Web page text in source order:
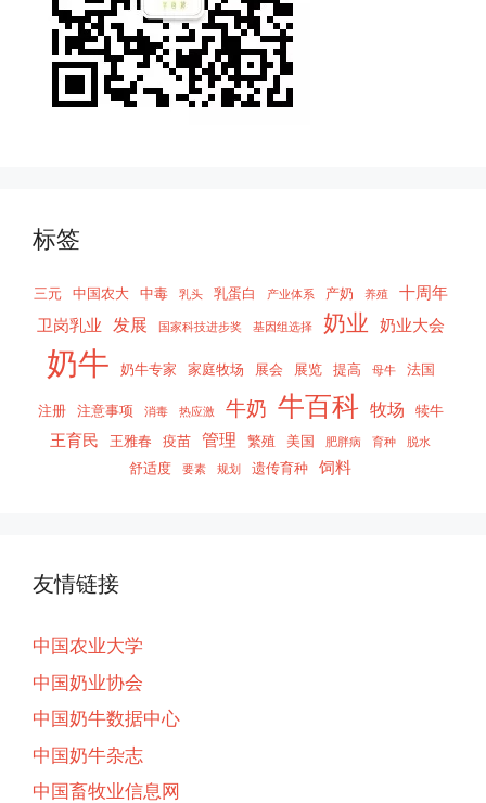
标签
三元 中国农大 中毒 乳头 乳蛋白 产业体系 产奶 养殖
十周年
卫岗乳业 发展 国家科技进步奖 基因组选择 奶业 奶业大会
奶牛 奶牛专家 家庭牧场 展会 展览 提高 母牛 法国
注册 注意事项 消毒 热应激 牛奶 牛百科 牧场 犊牛
王育民 王雅春 疫苗 管理 繁殖 美国 肥胖病 育种 脱水
舒适度 要素 规划 遗传育种 饲料
友情链接
中国农业大学
中国奶业协会
中国奶牛数据中心
中国奶牛杂志
中国畜牧业信息网